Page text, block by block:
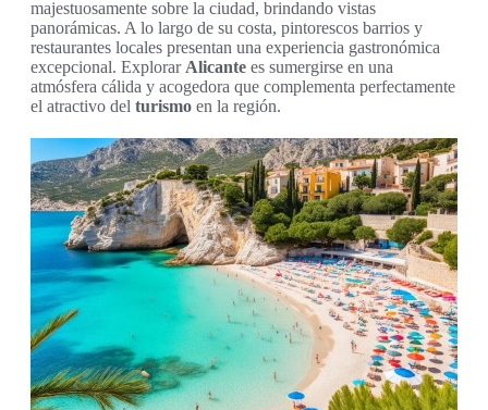
majestuosamente sobre la ciudad, brindando vistas
panorámicas. A lo largo de su costa, pintorescos barrios y
restaurantes locales presentan una experiencia gastronómica
excepcional. Explorar Alicante es sumergirse en una
atmósfera cálida y acogedora que complementa perfectamente
el atractivo del turismo en la región.